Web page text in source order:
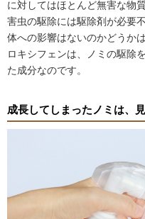
に対してはほとんど無害な物
害虫の駆除には駆除剤が必要
体への影響はないのかどうか
ロキシフェンは、ノミの駆除
た成分なのです。
成長してしまったノミは、